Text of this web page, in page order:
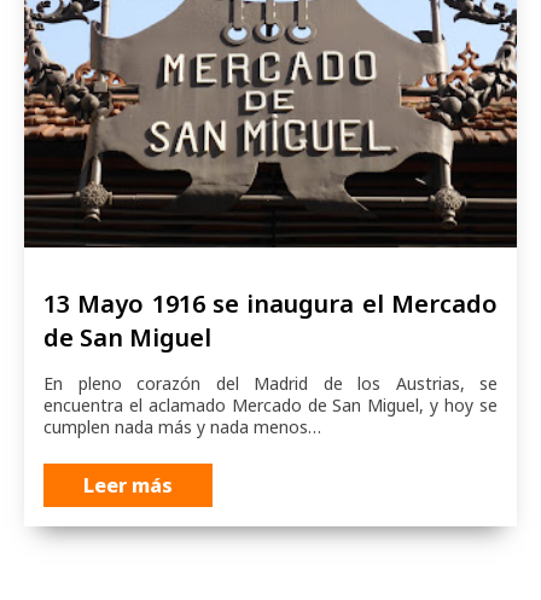
13 Mayo 1916 se inaugura el Mercado
de San Miguel
En pleno corazón del Madrid de los Austrias, se
encuentra el aclamado Mercado de San Miguel, y hoy se
cumplen nada más y nada menos…
Leer más